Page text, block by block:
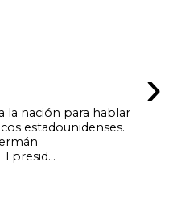
›
la nación para hablar
estadounidenses.
presid...